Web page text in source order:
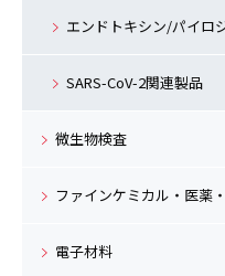
エンドトキシン/パイロ
SARS-CoV-2関連製品
微生物検査
ファインケミカル・医薬
電子材料